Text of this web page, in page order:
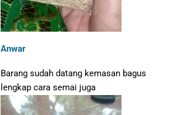
Anwar
Barang sudah datang kemasan bagus
lengkap cara semai juga